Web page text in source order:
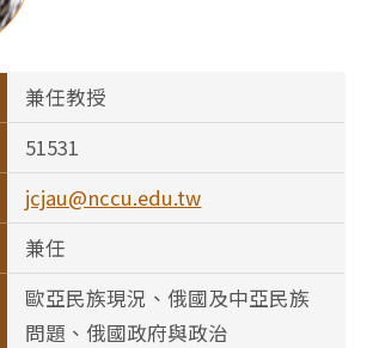
兼任教授
51531
jcjau@nccu.edu.tw
兼任
歐亞民族現況、俄國及中亞民族
問題、俄國政府與政治